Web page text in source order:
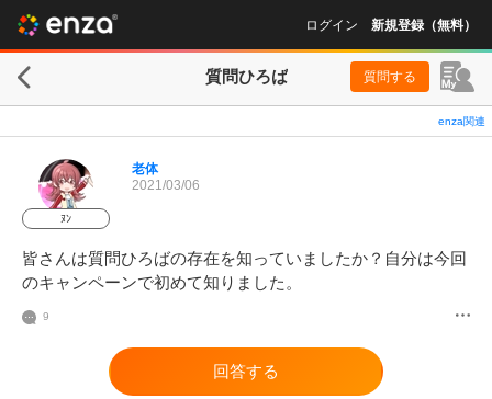
ログイン 新規登録（無料）
質問ひろば 質問する
enza関連
ﾇﾝ
老体
2021/03/06
皆さんは質問ひろばの存在を知っていましたか？自分は今回
のキャンペーンで初めて知りました。
9
回答する